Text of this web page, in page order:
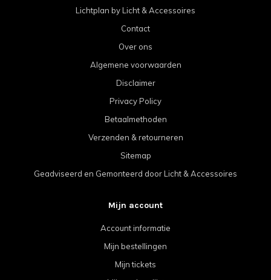
Lichtplan by Licht & Accessoires
Contact
Over ons
Algemene voorwaarden
Disclaimer
Privacy Policy
Betaalmethoden
Verzenden & retourneren
Sitemap
Geadviseerd en Gemonteerd door Licht & Accessoires
Mijn account
Account informatie
Mijn bestellingen
Mijn tickets